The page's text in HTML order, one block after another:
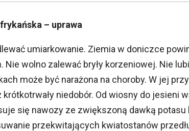
– uprawa
umiarkowanie. Ziemia w doniczce
Nie wolno zalewać bryły korzeniowej. Nie
może być narażona na choroby. W jej
niedobór. Od wiosny do jesieni
się nawozy ze zwiększoną dawką
przekwitających kwiatostanów